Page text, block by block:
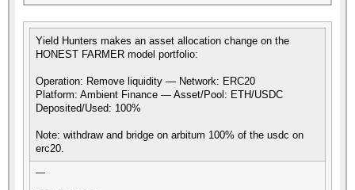
Yield Hunters makes an asset allocation change on the
HONEST FARMER model portfolio:
Operation: Remove liquidity — Network: ERC20
Platform: Ambient Finance — Asset/Pool: ETH/USDC
Deposited/Used: 100%
Note: withdraw and bridge on arbitum 100% of the usdc on
erc20.
—